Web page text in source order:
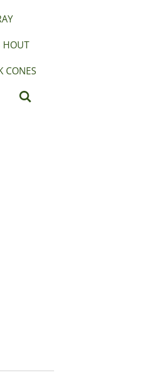
HOUT
CONES